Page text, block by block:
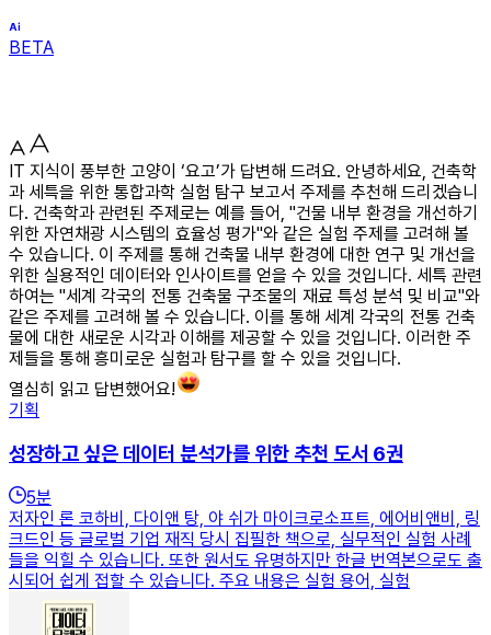
BETA
IT 지식이 풍부한 고양이 ‘요고’가 답변해 드려요. 안녕하세요, 건축학
과 세특을 위한 통합과학 실험 탐구 보고서 주제를 추천해 드리겠습니
다. 건축학과 관련된 주제로는 예를 들어, "건물 내부 환경을 개선하기
위한 자연채광 시스템의 효율성 평가"와 같은 실험 주제를 고려해 볼
수 있습니다. 이 주제를 통해 건축물 내부 환경에 대한 연구 및 개선을
위한 실용적인 데이터와 인사이트를 얻을 수 있을 것입니다. 세특 관련
하여는 "세계 각국의 전통 건축물 구조물의 재료 특성 분석 및 비교"와
같은 주제를 고려해 볼 수 있습니다. 이를 통해 세계 각국의 전통 건축
물에 대한 새로운 시각과 이해를 제공할 수 있을 것입니다. 이러한 주
제들을 통해 흥미로운 실험과 탐구를 할 수 있을 것입니다.
열심히 읽고 답변했어요!
기획
성장하고 싶은 데이터 분석가를 위한 추천 도서 6권
5분
저자인 론 코하비, 다이앤 탕, 야 쉬가 마이크로소프트, 에어비앤비, 링
크드인 등 글로벌 기업 재직 당시 집필한 책으로, 실무적인 실험 사례
들을 익힐 수 있습니다. 또한 원서도 유명하지만 한글 번역본으로도 출
시되어 쉽게 접할 수 있습니다. 주요 내용은 실험 용어, 실험